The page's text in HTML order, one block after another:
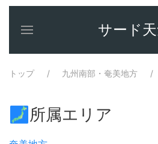
サード
トップ 九州南部・奄美地方
🗾所属エリア